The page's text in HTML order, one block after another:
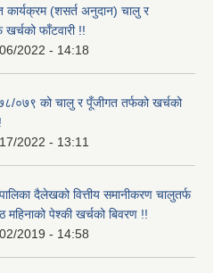
कार्यक्रम (शसर्त अनुदान) चालु र
खर्चको फाँटवारी !!
2022 - 14:18
०७९ को चालु र पूँजीगत तर्फको खर्चको
2022 - 13:11
दैलेखको वित्तीय समानीकरण चालुतर्फ
महिनाको पेश्की खर्चको बिवरण !!
2019 - 14:58